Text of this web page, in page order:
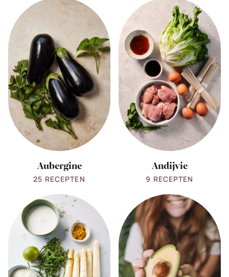
View
Aubergine
Aubergine
25 RECEPTEN
View
all
Andijvie
Andijvie
9 RECEPTEN
View
all
Asperges
View
all
Avocado